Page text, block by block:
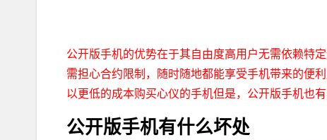
公开版手机的优势在于其自由度高用户无需依赖特
需担心合约限制，随时随地都能享受手机带来的便
以更低的成本购买心仪的手机但是，公开版手机也
公开版手机有什么坏处